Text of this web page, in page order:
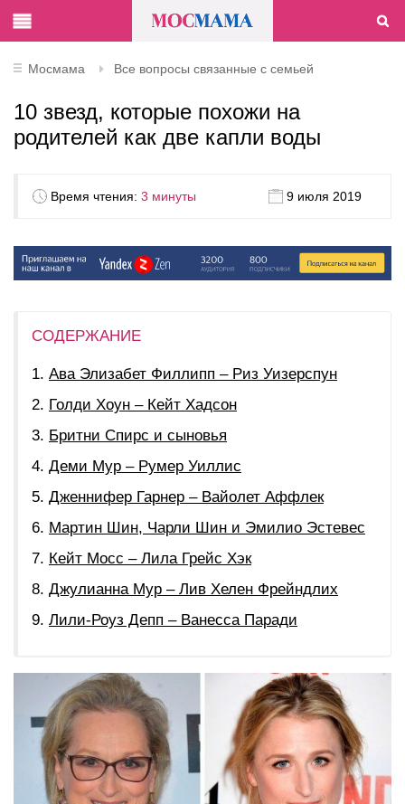
Мосмама Все вопросы связанные с семьей
10 звезд, которые похожи на
родителей как две капли воды
Время чтения: 3 минуты 9 июля 2019
СОДЕРЖАНИЕ
Ава Элизабет Филлипп – Риз Уизерспун
Голди Хоун – Кейт Хадсон
Бритни Спирс и сыновья
Деми Мур – Румер Уиллис
Дженнифер Гарнер – Вайолет Аффлек
Мартин Шин, Чарли Шин и Эмилио Эстевес
Кейт Мосс – Лила Грейс Хэк
Джулианна Мур – Лив Хелен Фрейндлих
Лили-Роуз Депп – Ванесса Паради